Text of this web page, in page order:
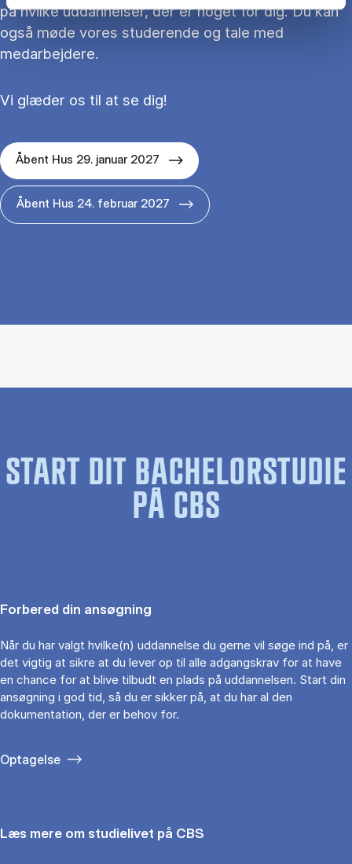
på hvilke uddannelser, der er noget for dig. Du kan
også møde vores studerende og tale med
medarbejdere.
Vi glæder os til at se dig!
Åbent Hus 29. januar 2027
Åbent Hus 24. februar 2027
START DIT BACHELORSTUDIE
PÅ CBS
Forbered din ansøgning
Når du har valgt hvilke(n) uddannelse du gerne vil søge ind på, er
det vigtig at sikre at du lever op til alle adgangskrav for at have
en chance for at blive tilbudt en plads på uddannelsen. Start din
ansøgning i god tid, så du er sikker på, at du har al den
dokumentation, der er behov for.
Optagelse
Læs mere om studielivet på CBS